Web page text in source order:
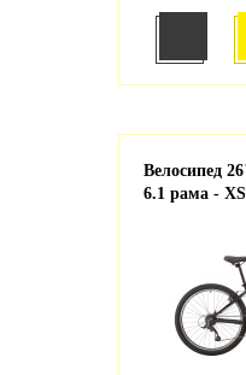
Велосипед
6.1 рама -